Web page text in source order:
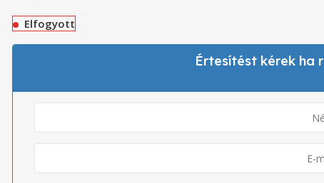
Elfogyott
Értesítést kérek ha